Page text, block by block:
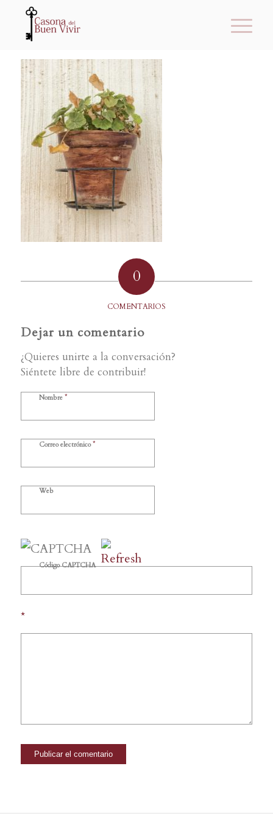
0
COMENTARIOS
Dejar un comentario
¿Quieres unirte a la conversación?
Siéntete libre de contribuir!
Nombre *
Correo electrónico*
Web
Código CAPTCHA
*